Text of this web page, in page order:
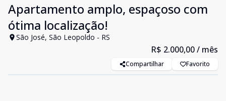
Apartamento amplo, espaçoso com
ótima localização!
São José, São Leopoldo - RS
R$ 2.000,00/ mês
Compartilhar Favorito